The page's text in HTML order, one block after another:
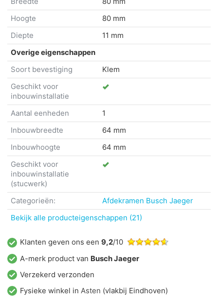
Hoogte
80 mm
Diepte
11 mm
Overige eigenschappen
Soort bevestiging
Klem
Geschikt voor
inbouwinstallatie
Aantal eenheden
1
Inbouwbreedte
64 mm
Inbouwhoogte
64 mm
Geschikt voor
inbouwinstallatie
(stucwerk)
Categorieën:
Afdekramen Busch Jaeger
Bekijk alle producteigenschappen (21)
Klanten geven ons een 9,2/10
A-merk product van Busch Jaeger
Verzekerd verzonden
Fysieke winkel in Asten (vlakbij Eindhoven)